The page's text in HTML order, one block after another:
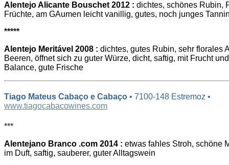
Alentejo Alicante Bouschet 2012 : dichtes, schönes Rubin,
Früchte, am GAumen leicht vanillig, gutes, noch junges
*****
Alentejo Meritável 2008 : dichtes, gutes Rubin, sehr florales
Beeren, öffnet sich zu guter Würze, dicht, saftig, mit Frucht
Balance, gute Frische
Tiago Mateus Cabaço e Cabaço • 7100-148 Estremoz •
www.tiagocabacowines.com
***
Alentejano Branco .com 2014 : etwas fahles Stroh, schöne
im Duft, saftig, sauberer, guter Alltagswein